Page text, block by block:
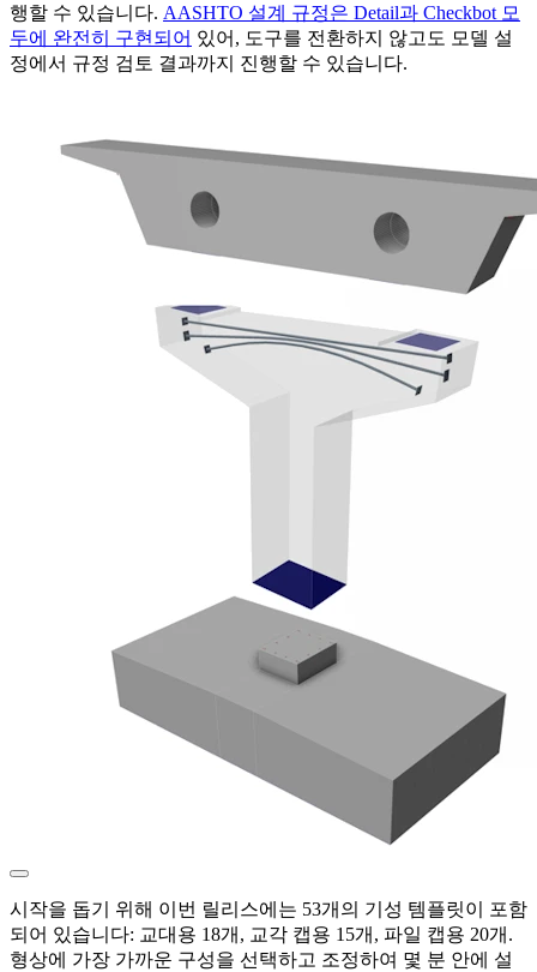
행할 수 있습니다. AASHTO 설계 규정은 Detail과 Checkbot 모
두에 완전히 구현되어 있어, 도구를 전환하지 않고도 모델 설
정에서 규정 검토 결과까지 진행할 수 있습니다.
시작을 돕기 위해 이번 릴리스에는 53개의 기성 템플릿이 포함
되어 있습니다: 교대용 18개, 교각 캡용 15개, 파일 캡용 20개.
형상에 가장 가까운 구성을 선택하고 조정하여 몇 분 안에 설